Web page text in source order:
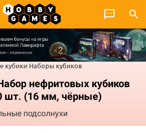
кубики Наборы кубиков
нефритовых кубиков
шт. (16 мм, чёрные)
подсолнухи